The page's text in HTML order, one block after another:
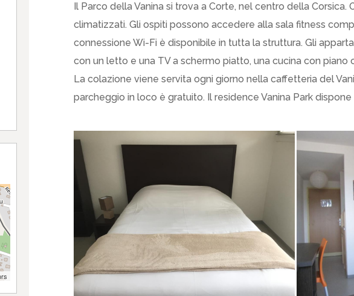
Il Parco della Vanina si trova a Corte, nel centro della
climatizzati. Gli ospiti possono accedere alla sala fitness
connessione Wi-Fi è disponibile in tutta la struttura. Gli
con un letto e una TV a schermo piatto, una cucina con
La colazione viene servita ogni giorno nella caffetteria del
parcheggio in loco è gratuito. Il residence Vanina Park